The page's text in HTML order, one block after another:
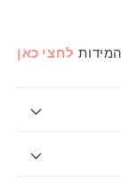
לחצי כאן